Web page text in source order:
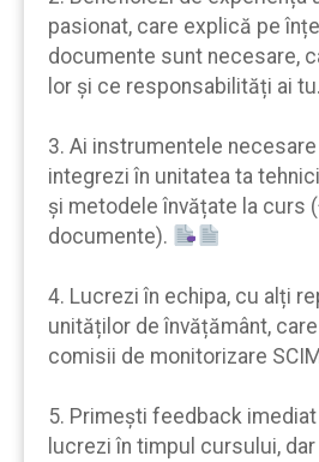
pasionat, care explică pe
documente sunt necesare,
lor şi ce responsabilități ai tu.
3. Ai instrumentele
integrezi în unitatea ta
şi metodele învățate la curs
documente).
4. Lucrezi în echipa, cu alți
unităților de învățământ,
comisii de monitorizare
5. Primeşti feedback
lucrezi în timpul cursului,